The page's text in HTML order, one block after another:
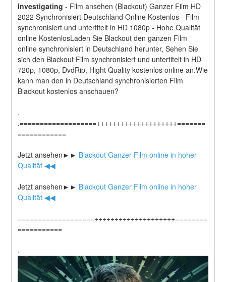
Investigating - Film ansehen (Blackout) Ganzer Film HD
2022 Synchronisiert Deutschland Online Kostenlos - Film
synchronisiert und untertitelt in HD 1080p - Hohe Qualität
online KostenlosLaden Sie Blackout den ganzen Film
online synchronisiert in Deutschland herunter, Sehen Sie
sich den Blackout Film synchronisiert und untertitelt in HD
720p, 1080p, DvdRip, Hight Quality kostenlos online an.Wie
kann man den in Deutschland synchronisierten Film
Blackout kostenlos anschauen?
.
.===================++++++++++++++++++++=======
============
Jetzt ansehen►► Blackout Ganzer Film online in hoher
Qualität ◀◀
Jetzt ansehen►► Blackout Ganzer Film online in hoher
Qualität ◀◀
===================++++++++++++++++++++========
===========
.